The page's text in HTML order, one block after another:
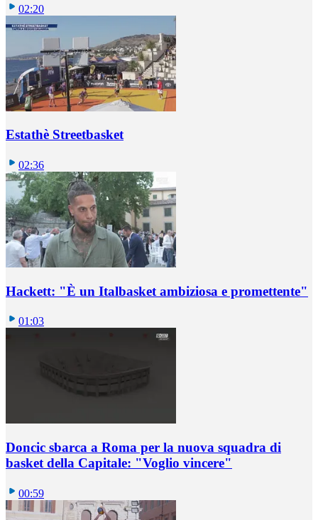
02:20
Estathè Streetbasket
02:36
Hackett: "È un Italbasket ambiziosa e promettente"
01:03
Doncic sbarca a Roma per la nuova squadra di
basket della Capitale: "Voglio vincere"
00:59